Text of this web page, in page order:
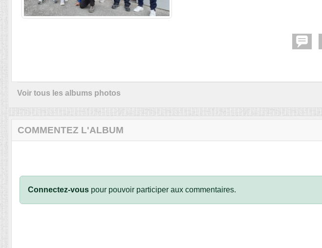
Voir tous les albums photos
COMMENTEZ L'ALBUM
Connectez-vous pour pouvoir participer aux commentaires.